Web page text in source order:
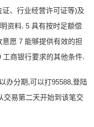
、行业经营许可证等)及
资料. 5 具有按时足额偿
愿 7 能够提供有效的担
商银行要求的其他条件.
办分期,可以打95588,登陆
交易第二天开始到该笔交